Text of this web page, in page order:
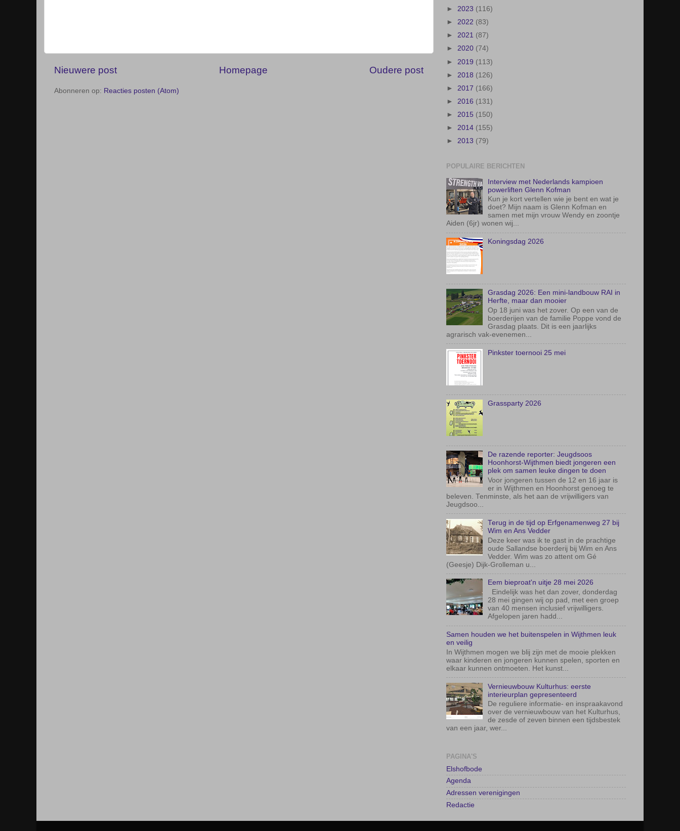
Nieuwere post Oudere post
Homepage
Abonneren op: Reacties posten (Atom)
► 2023 (116)
► 2022 (83)
► 2021 (87)
► 2020 (74)
► 2019 (113)
► 2018 (126)
► 2017 (166)
► 2016 (131)
► 2015 (150)
► 2014 (155)
► 2013 (79)
POPULAIRE BERICHTEN
Interview met Nederlands kampioen
powerliften Glenn Kofman
Kun je kort vertellen wie je bent en wat je
doet? Mijn naam is Glenn Kofman en
samen met mijn vrouw Wendy en zoontje
Aiden (6jr) wonen wij...
Koningsdag 2026
Grasdag 2026: Een mini-landbouw RAI in
Herfte, maar dan mooier
Op 18 juni was het zover. Op een van de
boerderijen van de familie Poppe vond de
Grasdag plaats. Dit is een jaarlijks
agrarisch vak-evenemen...
Pinkster toernooi 25 mei
Grassparty 2026
De razende reporter: Jeugdsoos
Hoonhorst-Wijthmen biedt jongeren een
plek om samen leuke dingen te doen
Voor jongeren tussen de 12 en 16 jaar is
er in Wijthmen en Hoonhorst genoeg te
beleven. Tenminste, als het aan de vrijwilligers van
Jeugdsoo...
Terug in de tijd op Erfgenamenweg 27 bij
Wim en Ans Vedder
Deze keer was ik te gast in de prachtige
oude Sallandse boerderij bij Wim en Ans
Vedder. Wim was zo attent om Gé
(Geesje) Dijk-Grolleman u...
Eem bieproat'n uitje 28 mei 2026
Eindelijk was het dan zover, donderdag
28 mei gingen wij op pad, met een groep
van 40 mensen inclusief vrijwilligers.
Afgelopen jaren hadd...
Samen houden we het buitenspelen in Wijthmen leuk
en veilig
In Wijthmen mogen we blij zijn met de mooie plekken
waar kinderen en jongeren kunnen spelen, sporten en
elkaar kunnen ontmoeten. Het kunst...
Vernieuwbouw Kulturhus: eerste
interieurplan gepresenteerd
De reguliere informatie- en inspraakavond
over de vernieuwbouw van het Kulturhus,
de zesde of zeven binnen een tijdsbestek
van een jaar, wer...
PAGINA'S
Elshofbode
Agenda
Adressen verenigingen
Redactie